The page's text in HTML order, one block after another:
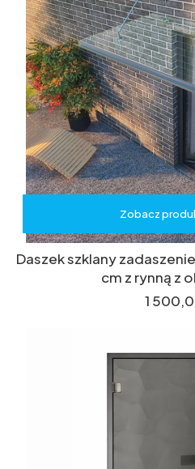
Zobacz
Daszek szklany
cm z rynną z
Cena
1